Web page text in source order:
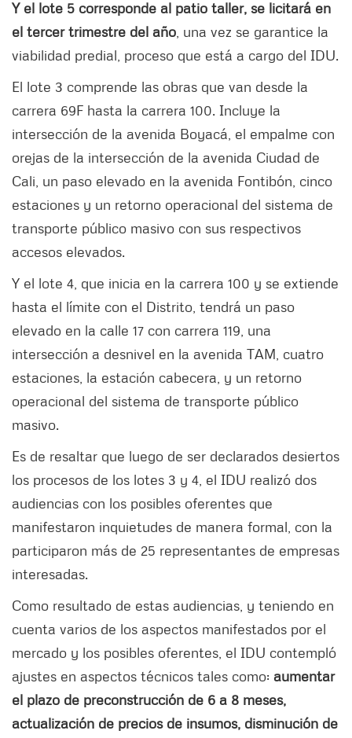
Y el lote 5 corresponde al patio taller, se licitará en
el tercer trimestre del año , una vez se garantice la
viabilidad predial, proceso que está a cargo del IDU.
El lote 3 comprende las obras que van desde la
carrera 69F hasta la carrera 100. Incluye la
intersección de la avenida Boyacá, el empalme con
orejas de la intersección de la avenida Ciudad de
Cali, un paso elevado en la avenida Fontibón, cinco
estaciones y un retorno operacional del sistema de
transporte público masivo con sus respectivos
accesos elevados.
Y el lote 4, que inicia en la carrera 100 y se extiende
hasta el límite con el Distrito, tendrá un paso
elevado en la calle 17 con carrera 119, una
intersección a desnivel en la avenida TAM, cuatro
estaciones, la estación cabecera, y un retorno
operacional del sistema de transporte público
masivo.
Es de resaltar que luego de ser declarados desiertos
los procesos de los lotes 3 y 4, el IDU realizó dos
audiencias con los posibles oferentes que
manifestaron inquietudes de manera formal, con la
participaron más de 25 representantes de empresas
interesadas.
Como resultado de estas audiencias, y teniendo en
cuenta varios de los aspectos manifestados por el
mercado y los posibles oferentes, el IDU contempló
ajustes en aspectos técnicos tales como: aumentar
el plazo de preconstrucción de 6 a 8 meses,
actualización de precios de insumos, disminución de